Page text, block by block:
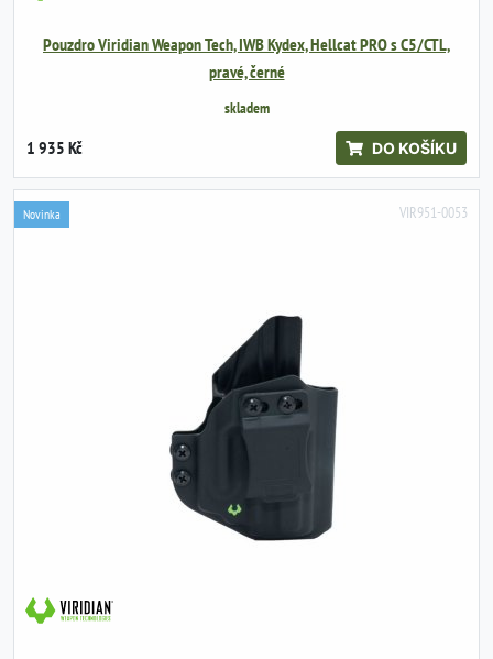
Pouzdro Viridian Weapon Tech, IWB Kydex, Hellcat PRO s C5/CTL,
pravé, černé
skladem
1 935 Kč DO KOŠÍKU
VIR951-0053
Novinka